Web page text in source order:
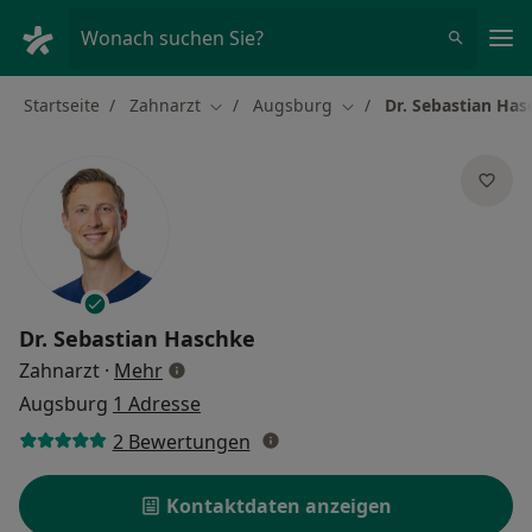
Wonach suchen Sie?
Startseite Zahnarzt Stadt ändern
Augsburg Stadt ändern
Dr. Sebastian
Dr. Sebastian Haschke
Zahnarzt · Mehrüber Spezialisierungen
Augsburg 1 Adresse
2 Bewertungen
Kontaktdaten anzeigen